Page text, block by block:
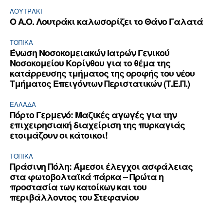
ΛΟΥΤΡΆΚΙ
Ο Α.Ο. Λουτράκι καλωσορίζει το Θάνο Γαλατά
ΤΟΠΙΚΑ
Ένωση Νοσοκομειακών Ιατρών Γενικού
Νοσοκομείου Κορίνθου για το θέμα της
κατάρρευσης τμήματος της οροφής του νέου
Τμήματος Επειγόντων Περιστατικών (Τ.Ε.Π.)
ΕΛΛΆΔΑ
Πόρτο Γερμενό: Μαζικές αγωγές για την
επιχειρησιακή διαχείριση της πυρκαγιάς
ετοιμάζουν οι κάτοικοι!
ΤΟΠΙΚΑ
Πράσινη Πόλη: Άμεσοι έλεγχοι ασφάλειας
στα φωτοβολταϊκά πάρκα – Πρώτα η
προστασία των κατοίκων και του
περιβάλλοντος του Στεφανίου